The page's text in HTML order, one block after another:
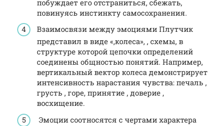
побуждает его отстраниться, сбежать,
повинуясь инстинкту самосохранения.
Взаимосвязи между эмоциями Плутчик
представил в виде «,колеса», , схемы, в
структуре которой цепочки определений
соединены общностью понятий. Например,
вертикальный вектор колеса демонстрирует
интенсивность нарастания чувства: печаль ,
грусть , горе, принятие , доверие ,
восхищение.
Эмоции соотносятся с чертами характера